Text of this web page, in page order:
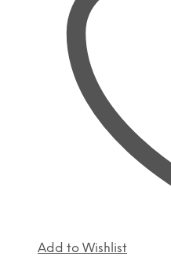
Add to Wishlist